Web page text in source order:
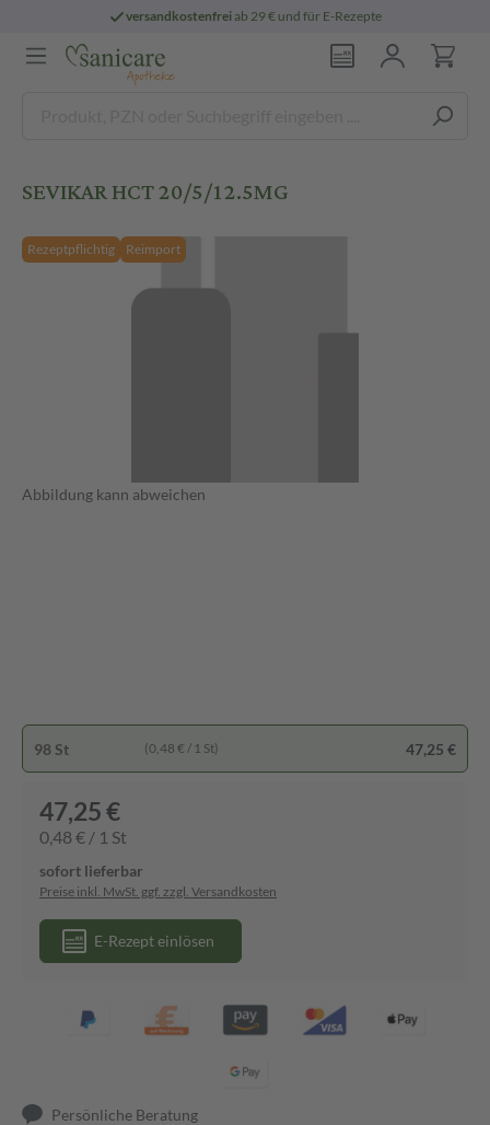
versandkostenfreiab 29 € und für E-Rezepte
SEVIKAR HCT 20/5/12.5MG
Rezeptpflichtig Reimport
Abbildung kann abweichen
98 St (0,48 € / 1 St) 47,25 €
47,25 €
0,48 € / 1 St
sofort lieferbar
Preise inkl. MwSt. ggf. zzgl. Versandkosten
E-Rezept einlösen
Persönliche Beratung